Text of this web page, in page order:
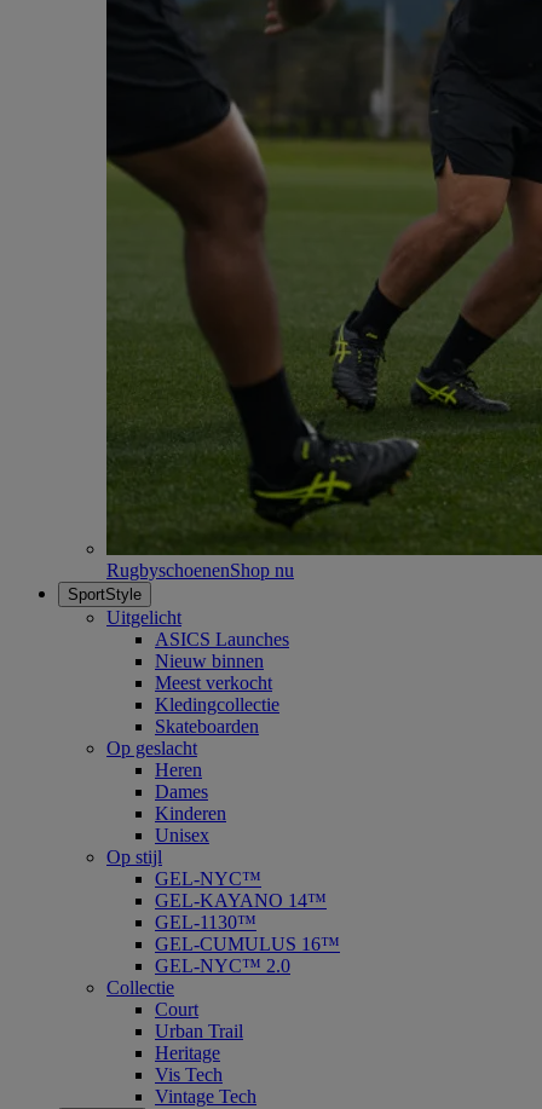
RugbyschoenenShop nu
SportStyle
Uitgelicht
ASICS Launches
Nieuw binnen
Meest verkocht
Kledingcollectie
Skateboarden
Op geslacht
Heren
Dames
Kinderen
Unisex
Op stijl
GEL-NYC™
GEL-KAYANO 14™
GEL-1130™
GEL-CUMULUS 16™
GEL-NYC™ 2.0
Collectie
Court
Urban Trail
Heritage
Vis Tech
Vintage Tech